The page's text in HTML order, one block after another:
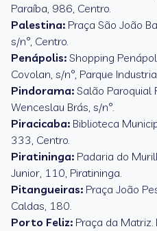
Paraíba, 986, Centro.
Palestina: Praça São João
s/n°, Centro.
Penápolis: Shopping
Covolan, s/n°, Parque
Pindorama: Salão Paroquial
Wenceslau Brás, s/n°.
Piracicaba: Biblioteca
333, Centro.
Piratininga: Padaria do
Junior, 110, Piratininga.
Pitangueiras: Praça João
Caldas, 180.
Porto Feliz: Praça da Matriz.